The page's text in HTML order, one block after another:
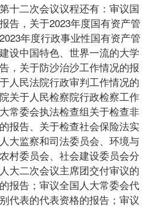
十二次会议议程还有：审议国
告，关于2023年度国有资产管
年度行政事业性国有资产管
设中国特色、世界一流的大学
，关于防沙治沙工作情况的报
人民法院行政审判工作情况的
关于人民检察院行政检察工作
常委会执法检查组关于检查非
报告、关于检查社会保险法实
大监察和司法委员会、环境与
村委员会、社会建设委员会分
大二次会议主席团交付审议的
报告；审议全国人大常委会代
代表的代表资格的报告；审议